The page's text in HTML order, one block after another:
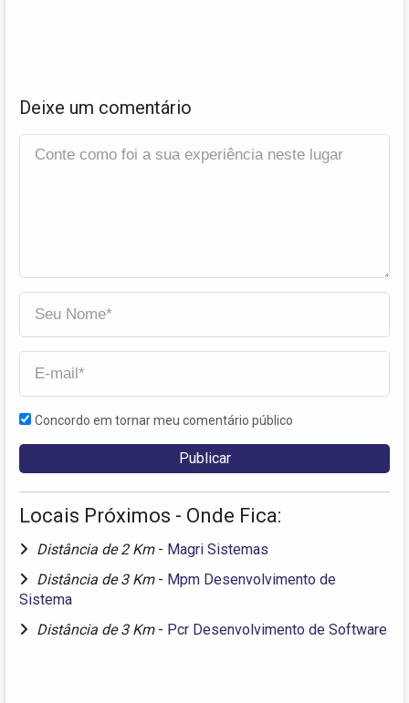
Deixe um comentário
Concordo em tornar meu comentário público
Locais Próximos - Onde Fica:
Distância de 2 Km - Magri Sistemas
Distância de 3 Km - Mpm Desenvolvimento de
Sistema
Distância de 3 Km - Pcr Desenvolvimento de Software